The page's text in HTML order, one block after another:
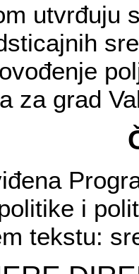
utvrđuju
za grad
i
tekstu: